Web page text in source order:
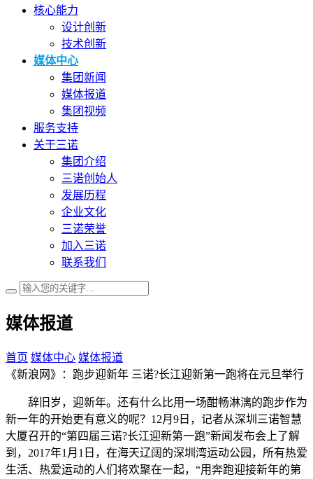
核心能力
设计创新
技术创新
媒体中心
集团新闻
媒体报道
集团视频
服务支持
关于三诺
集团介绍
三诺创始人
发展历程
企业文化
三诺荣誉
加入三诺
联系我们
媒体报道
首页 媒体中心 媒体报道
《新浪网》：跑步迎新年 三诺?长江迎新第一跑将在元旦举行
辞旧岁，迎新年。还有什么比用一场酣畅淋漓的跑步作为
新一年的开始更有意义的呢？12月9日，记者从深圳三诺智慧
大厦召开的“第四届三诺?长江迎新第一跑”新闻发布会上了解
到，2017年1月1日，在海天辽阔的深圳湾运动公园，所有热爱
生活、热爱运动的人们将欢聚在一起，“用奔跑迎接新年的第